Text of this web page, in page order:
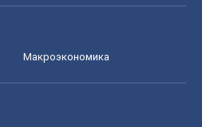
Mакроэкономика